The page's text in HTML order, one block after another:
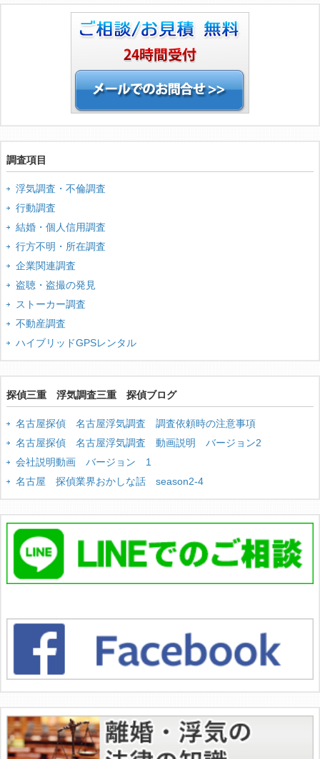
調査項目
浮気調査・不倫調査
行動調査
結婚・個人信用調査
行方不明・所在調査
企業関連調査
盗聴・盗撮の発見
ストーカー調査
不動産調査
ハイブリッドGPSレンタル
探偵三重 浮気調査三重 探偵ブログ
名古屋探偵 名古屋浮気調査 調査依頼時の注意事項
名古屋探偵 名古屋浮気調査 動画説明 バージョン2
会社説明動画 バージョン 1
名古屋 探偵業界おかしな話 season2-4